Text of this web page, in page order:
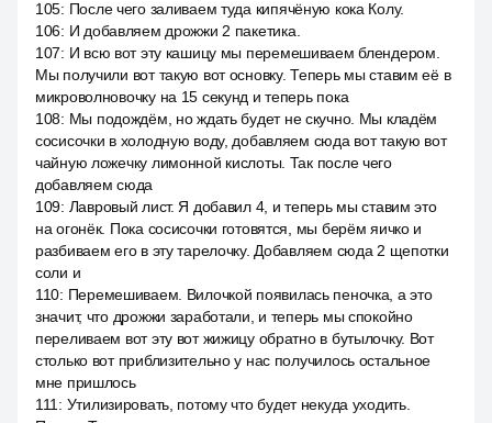
105: После чего заливаем туда кипячёную кока Колу.
106: И добавляем дрожжи 2 пакетика.
107: И всю вот эту кашицу мы перемешиваем блендером.
Мы получили вот такую вот основку. Теперь мы ставим её в
микроволновочку на 15 секунд и теперь пока
108: Мы подождём, но ждать будет не скучно. Мы кладём
сосисочки в холодную воду, добавляем сюда вот такую вот
чайную ложечку лимонной кислоты. Так после чего
добавляем сюда
109: Лавровый лист. Я добавил 4, и теперь мы ставим это
на огонёк. Пока сосисочки готовятся, мы берём яичко и
разбиваем его в эту тарелочку. Добавляем сюда 2 щепотки
соли и
110: Перемешиваем. Вилочкой появилась пеночка, а это
значит, что дрожжи заработали, и теперь мы спокойно
переливаем вот эту вот жижицу обратно в бутылочку. Вот
столько вот приблизительно у нас получилось остальное
мне пришлось
111 : Утилизировать, потому что будет некуда уходить.